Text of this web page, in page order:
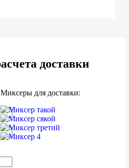
доставки
Миксеры для доставки: